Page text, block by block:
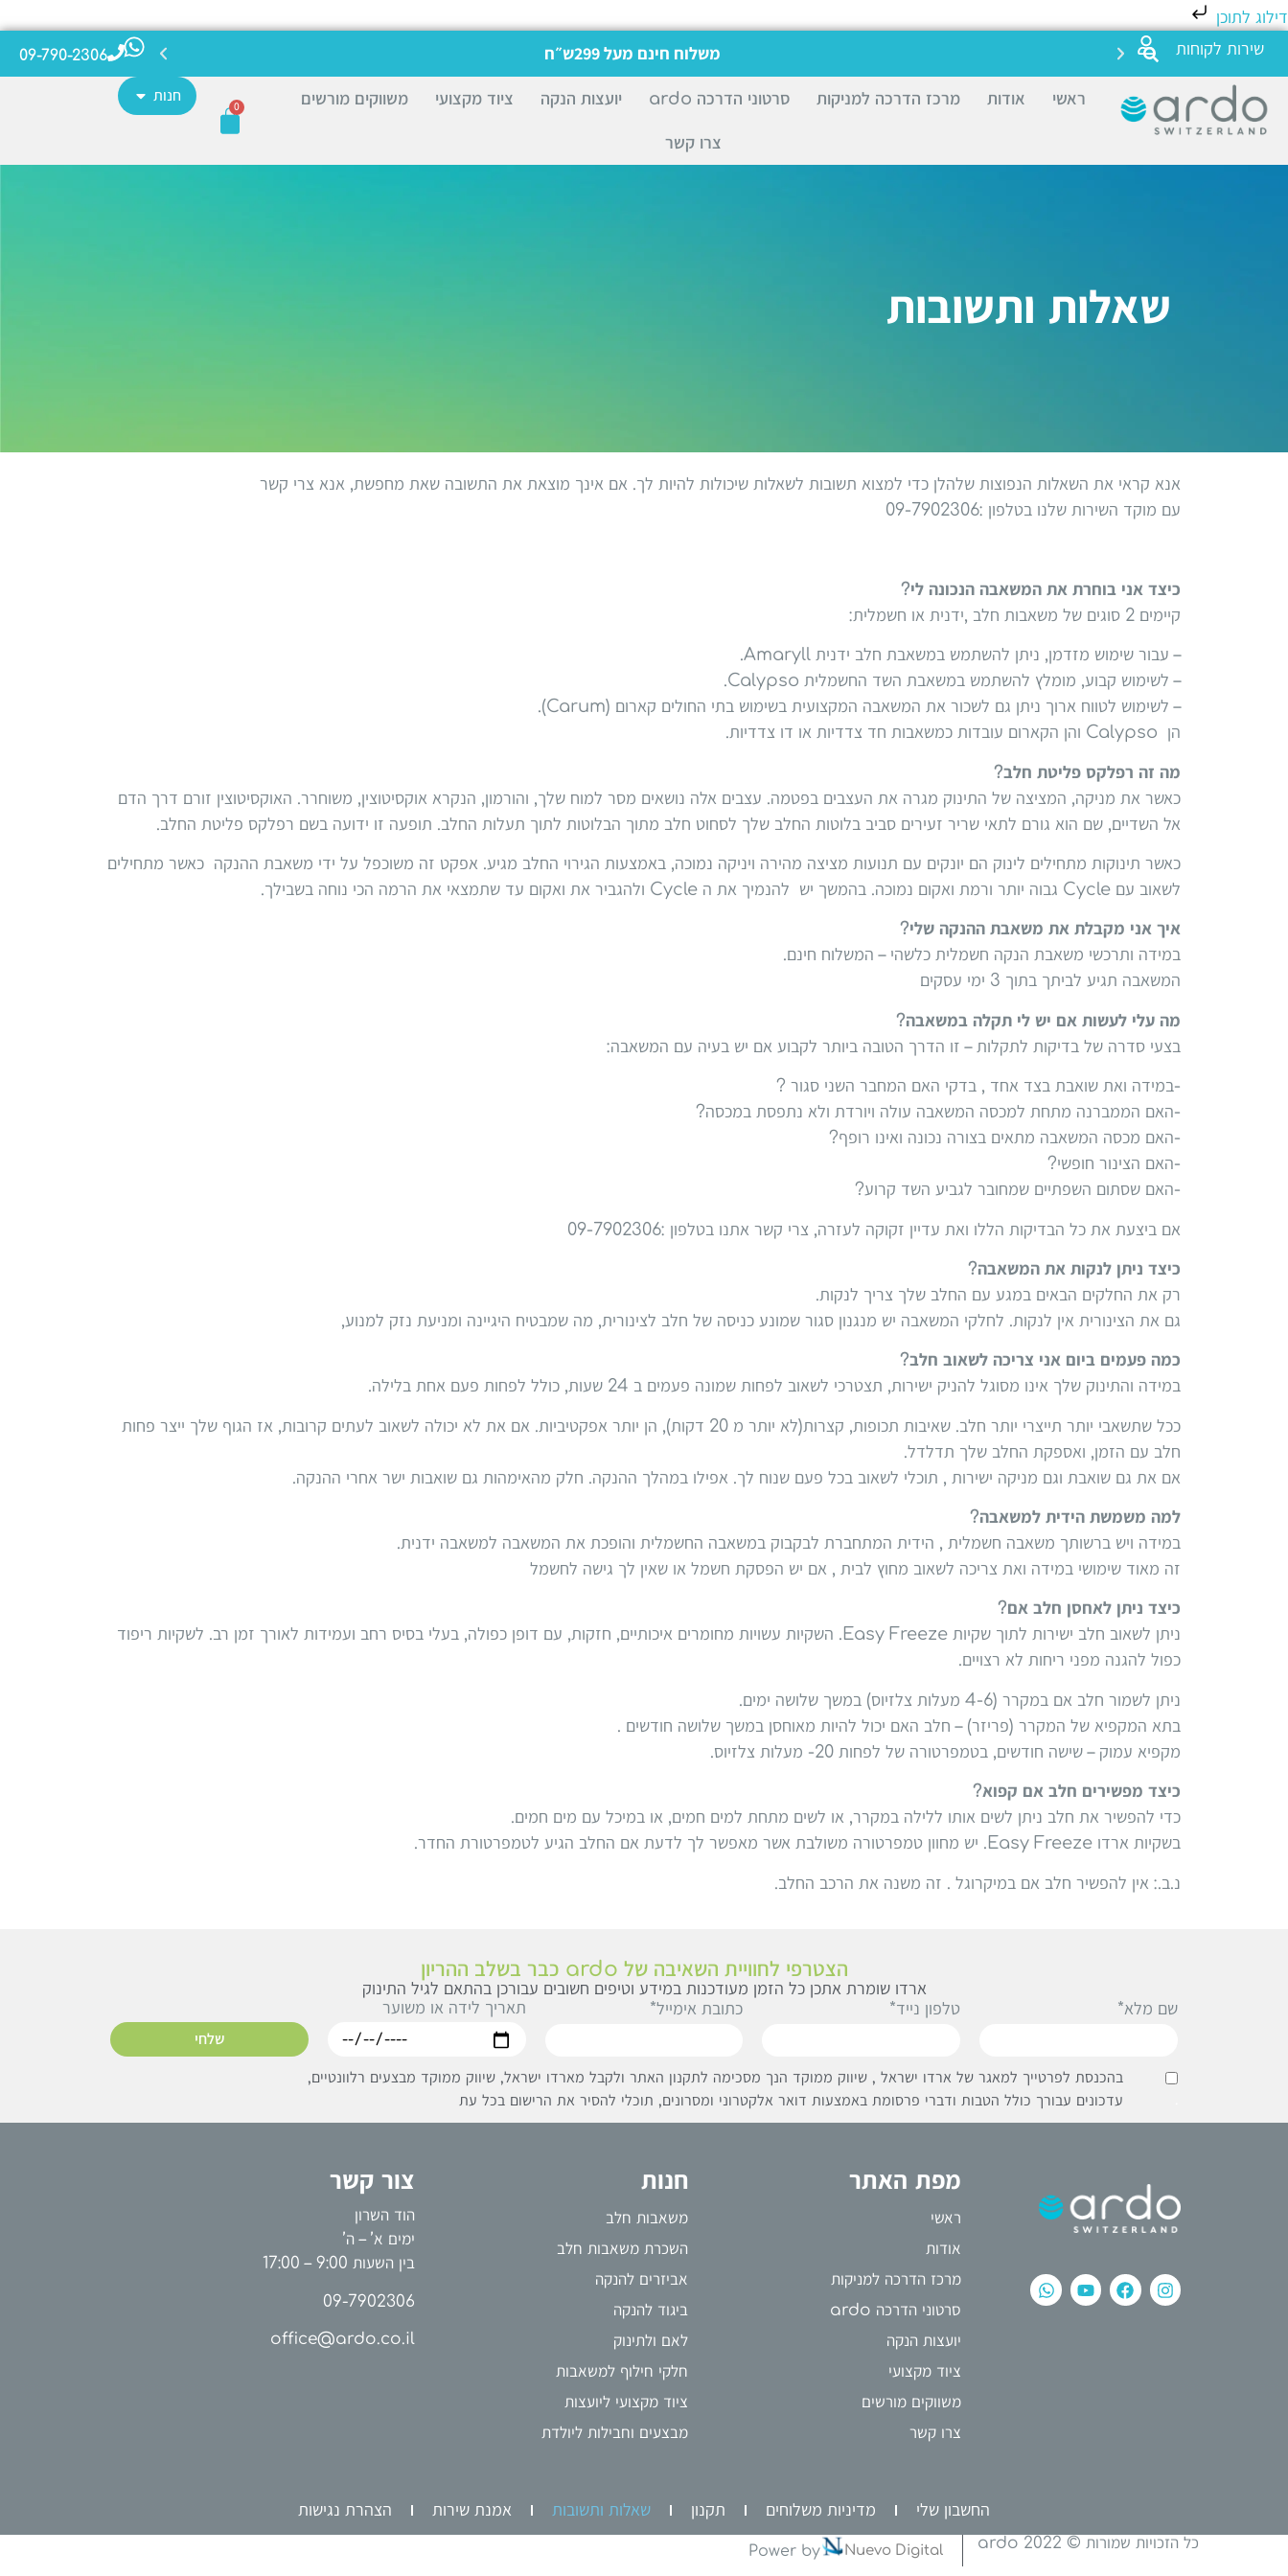
דילוג לתוכן
שירות לקוחות
משלוח חינם מעל 299ש״ח 09-790-2306
ראשי אודות מרכז הדרכה למניקות סרטוני הדרכה ardo יועצות הנקה ציוד מקצועי משווקים מורשים
צרו קשר
0
חנות
שאלות ותשובות
אנא קראי את השאלות הנפוצות שלהלן כדי למצוא תשובות לשאלות שיכולות להיות לך. אם אינך מוצאת את התשובה שאת מחפשת, אנא צרי קשר
עם מוקד השירות שלנו בטלפון :09-7902306
כיצד אני בוחרת את המשאבה הנכונה לי?
קיימים 2 סוגים של משאבות חלב ,ידנית או חשמלית:
– עבור שימוש מזדמן, ניתן להשתמש במשאבת חלב ידנית Amaryll.
– לשימוש קבוע, מומלץ להשתמש במשאבת השד החשמלית Calypso.
– לשימוש לטווח ארוך ניתן גם לשכור את המשאבה המקצועית בשימוש בתי החולים קארום (Carum).
הן Calypso והן הקארום עובדות כמשאבות חד צדדיות או דו צדדיות.
מה זה רפלקס פליטת חלב?
כאשר את מניקה, המציצה של התינוק מגרה את העצבים בפטמה. עצבים אלה נושאים מסר למוח שלך, והורמון, הנקרא אוקסיטוצין, משוחרר. האוקסיטוצין זורם דרך הדם
אל השדיים, שם הוא גורם לתאי שריר זעירים סביב בלוטות החלב שלך לסחוט חלב מתוך הבלוטות לתוך תעלות החלב. תופעה זו ידועה בשם רפלקס פליטת החלב.
כאשר תינוקות מתחילים לינוק הם יונקים עם תנועות מציצה מהירה ויניקה נמוכה, באמצעות הגירוי החלב מגיע. אפקט זה משוכפל על ידי משאבת ההנקה כאשר מתחילים
לשאוב עם Cycle גבוה יותר ורמת ואקום נמוכה. בהמשך יש להנמיך את ה Cycle ולהגביר את ואקום עד שתמצאי את הרמה הכי נוחה בשבילך.
איך אני מקבלת את משאבת ההנקה שלי?
במידה ותרכשי משאבת הנקה חשמלית כלשהי – המשלוח חינם.
המשאבה תגיע לביתך בתוך 3 ימי עסקים
מה עלי לעשות אם יש לי תקלה במשאבה?
בצעי סדרה של בדיקות לתקלות – זו הדרך הטובה ביותר לקבוע אם יש בעיה עם המשאבה:
-במידה ואת שואבת בצד אחד , בדקי האם המחבר השני סגור ?
-האם הממברנה מתחת למכסה המשאבה עולה ויורדת ולא נתפסת במכסה?
-האם מכסה המשאבה מתאים בצורה נכונה ואינו רופף?
-האם הצינור חופשי?
-האם שסתום השפתיים שמחובר לגביע השד קרוע?
אם ביצעת את כל הבדיקות הללו ואת עדיין זקוקה לעזרה, צרי קשר אתנו בטלפון :09-7902306
כיצד ניתן לנקות את המשאבה?
רק את החלקים הבאים במגע עם החלב שלך צריך לנקות.
גם את הצינורית אין לנקות. לחלקי המשאבה יש מנגנון סגור שמונע כניסה של חלב לצינורית, מה שמבטיח היגיינה ומניעת נזק למנוע,
כמה פעמים ביום אני צריכה לשאוב חלב?
במידה והתינוק שלך אינו מסוגל להניק ישירות, תצטרכי לשאוב לפחות שמונה פעמים ב 24 שעות, כולל לפחות פעם אחת בלילה.
ככל שתשאבי יותר תייצרי יותר חלב. שאיבות תכופות, קצרות(לא יותר מ 20 דקות), הן יותר אפקטיביות. אם את לא יכולה לשאוב לעתים קרובות, אז הגוף שלך ייצר פחות
חלב עם הזמן, ואספקת החלב שלך תדלדל.
אם את גם שואבת וגם מניקה ישירות , תוכלי לשאוב בכל פעם שנוח לך. אפילו במהלך ההנקה. חלק מהאימהות גם שואבות ישר אחרי ההנקה.
למה משמשת הידית למשאבה?
במידה ויש ברשותך משאבה חשמלית , הידית המתחברת לבקבוק במשאבה החשמלית והופכת את המשאבה למשאבה ידנית.
זה מאוד שימושי במידה ואת צריכה לשאוב מחוץ לבית , אם יש הפסקת חשמל או שאין לך גישה לחשמל
כיצד ניתן לאחסן חלב אם?
ניתן לשאוב חלב ישירות לתוך שקיות Easy Freeze. השקיות עשויות מחומרים איכותיים, חזקות, עם דופן כפולה, בעלי בסיס רחב ועמידות לאורך זמן רב. לשקיות ריפוד
כפול להגנה מפני ריחות לא רצויים.
ניתן לשמור חלב אם במקרר (4-6 מעלות צלזיוס) במשך שלושה ימים.
בתא המקפיא של המקרר (פריזר) – חלב האם יכול להיות מאוחסן במשך שלושה חודשים .
מקפיא עמוק – שישה חודשים, בטמפרטורה של לפחות 20- מעלות צלזיוס.
כיצד מפשירים חלב אם קפוא?
כדי להפשיר את חלב ניתן לשים אותו ללילה במקרר, או לשים מתחת למים חמים, או במיכל עם מים חמים.
בשקיות ארדו Easy Freeze. יש מחוון טמפרטורה משולבת אשר מאפשר לך לדעת אם החלב הגיע לטמפרטורת החדר.
נ.ב.: אין להפשיר חלב אם במיקרוגל . זה משנה את הרכב החלב.
הצטרפי לחוויית השאיבה של ardo כבר בשלב ההריון
ארדו שומרת אתכן כל הזמן מעודכנות במידע וטיפים חשובים עבורכן בהתאם לגיל התינוק
בהכנסת לפרטייך למאגר של ארדו ישראל , שיווק ממוקד הנך מסכימה לתקנון האתר ולקבל מארדו ישראל, שיווק ממוקד מבצעים רלוונטיים,
עדכונים עבורך כולל הטבות ודברי פרסומת באמצעות דואר אלקטרוני ומסרונים, תוכלי להסיר את הרישום בכל עת
שם מלא* טלפון נייד* כתובת אימייל* תאריך לידה או משוער
שלחי
מפת האתר
ראשי
אודות
מרכז הדרכה למניקות
סרטוני הדרכה ardo
יועצות הנקה
ציוד מקצועי
משווקים מורשים
צרו קשר
חנות
משאבות חלב
השכרת משאבות חלב
אביזרים להנקה
ביגוד להנקה
לאם ולתינוק
חלקי חילוף למשאבות
ציוד מקצועי ליועצות
מבצעים וחבילות ליולדת
צור קשר
הוד השרון
ימים א’ – ה’
בין השעות 9:00 – 17:00
09-7902306
office@ardo.co.il
החשבון שלי מדיניות משלוחים תקנון שאלות ותשובות אמנת שירות הצהרת נגישות
כל הזכויות שמורות © 2022 ardo Power by Nuevo Digital